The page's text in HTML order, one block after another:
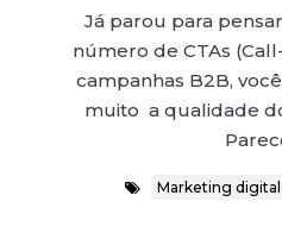
Já parou para
número de CTAs
campanhas B2B,
muito a qualidade
Marketing digital